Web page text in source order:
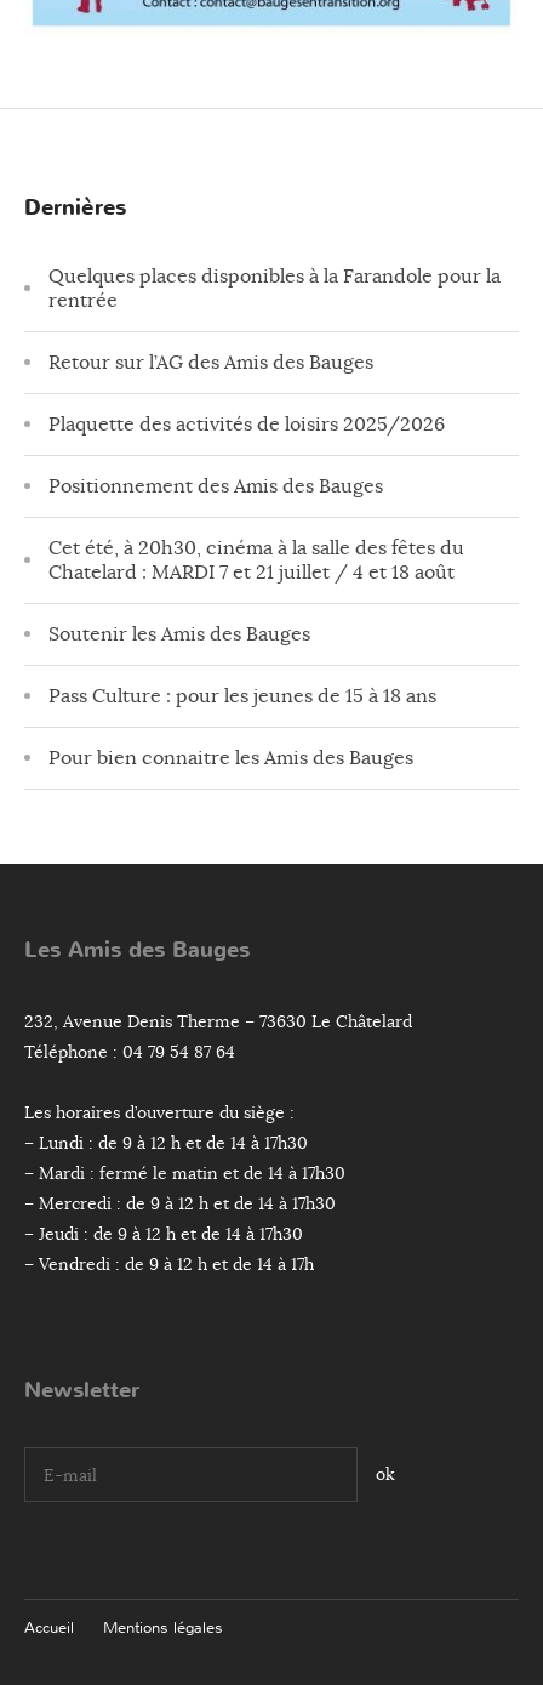
Dernières
Quelques places disponibles à la Farandole pour la
rentrée
Retour sur l’AG des Amis des Bauges
Plaquette des activités de loisirs 2025/2026
Positionnement des Amis des Bauges
Cet été, à 20h30, cinéma à la salle des fêtes du
Chatelard : MARDI 7 et 21 juillet / 4 et 18 août
Soutenir les Amis des Bauges
Pass Culture : pour les jeunes de 15 à 18 ans
Pour bien connaitre les Amis des Bauges
Les Amis des Bauges
232, Avenue Denis Therme – 73630 Le Châtelard
Téléphone : 04 79 54 87 64
Les horaires d’ouverture du siège :
– Lundi : de 9 à 12 h et de 14 à 17h30
– Mardi : fermé le matin et de 14 à 17h30
– Mercredi : de 9 à 12 h et de 14 à 17h30
– Jeudi : de 9 à 12 h et de 14 à 17h30
– Vendredi : de 9 à 12 h et de 14 à 17h
Newsletter
I agree terms and conditions.*
Accueil Mentions légales